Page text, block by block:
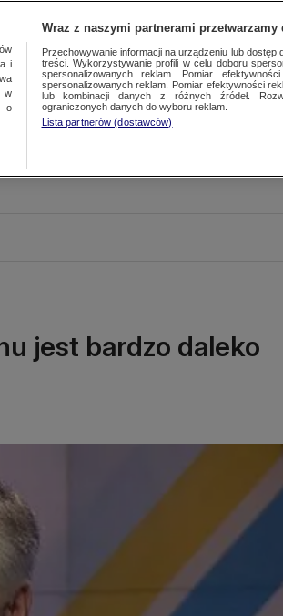
jest bardzo daleko
i
w
o
Wraz z naszymi partnerami przetwarzamy
Przechowywanie informacji na urządzeniu lub dostęp
treści. Wykorzystywanie profili w celu doboru
spersonalizowanych reklam. Pomiar
spersonalizowanych reklam. Pomiar efektywności
lub kombinacji danych z różnych źródeł.
ograniczonych danych do wyboru reklam.
Lista partnerów (dostawców)